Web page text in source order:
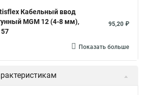
Кабельный ввод
МGM 12 (4-8 мм),
95,20 ₽
Показать больше